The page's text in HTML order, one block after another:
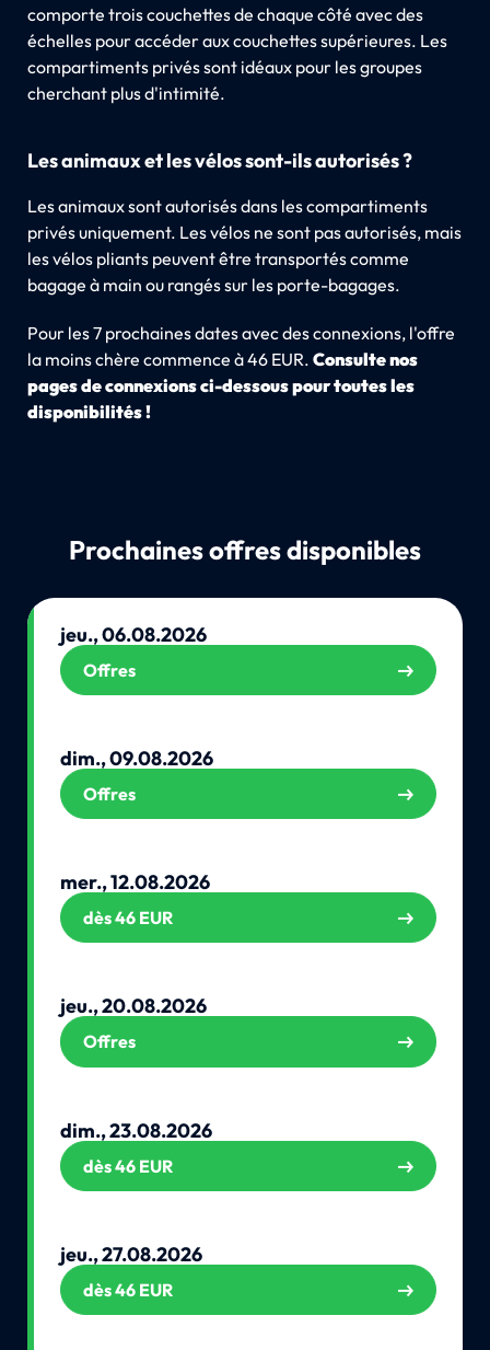
comporte trois couchettes de chaque côté avec des
échelles pour accéder aux couchettes supérieures. Les
compartiments privés sont idéaux pour les groupes
cherchant plus d'intimité.
Les animaux et les vélos sont-ils autorisés ?
Les animaux sont autorisés dans les compartiments
privés uniquement. Les vélos ne sont pas autorisés, mais
les vélos pliants peuvent être transportés comme
bagage à main ou rangés sur les porte-bagages.
Pour les 7 prochaines dates avec des connexions, l'offre
la moins chère commence à 46 EUR. Consulte nos
pages de connexions ci-dessous pour toutes les
disponibilités !
Prochaines offres disponibles
jeu., 06.08.2026
Offres
dim., 09.08.2026
Offres
mer., 12.08.2026
dès 46 EUR
jeu., 20.08.2026
Offres
dim., 23.08.2026
dès 46 EUR
jeu., 27.08.2026
dès 46 EUR